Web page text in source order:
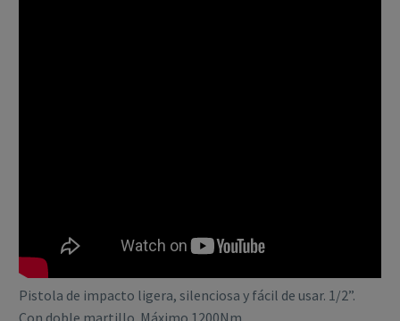
Pistola de impacto ligera, silenciosa y fácil de usar. 1/2”.
Con doble martillo. Máximo 1200Nm.